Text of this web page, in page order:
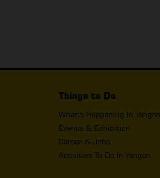
Things to Do
What's Happening In Yangon
Events & Exhibition
Career & Jobs
Activities To Do In Yangon